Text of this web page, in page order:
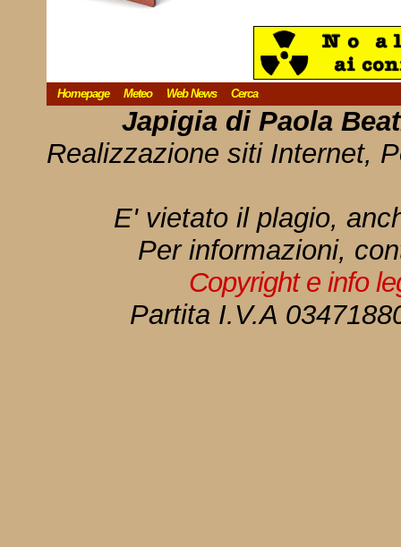
Homepage Meteo Web News Cerca
Japigia di Paola
Realizzazione siti Internet,
E' vietato il plagio,
Per informazioni,
Copyright e info
Partita I.V.A